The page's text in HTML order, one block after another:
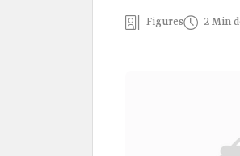
Figures 2 Min